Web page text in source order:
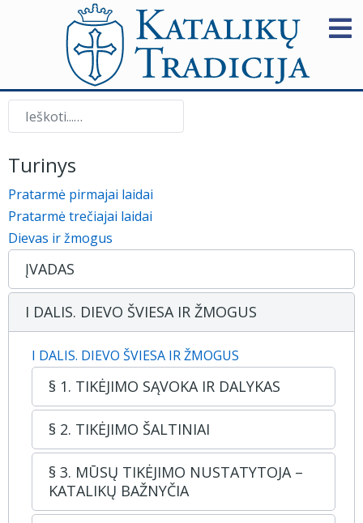
Paieška
Turinys
Pratarmė pirmajai laidai
Pratarmė trečiajai laidai
Dievas ir žmogus
ĮVADAS
I DALIS. DIEVO ŠVIESA IR ŽMOGUS
I DALIS. DIEVO ŠVIESA IR ŽMOGUS
§ 1. TIKĖJIMO SĄVOKA IR DALYKAS
§ 2. TIKĖJIMO ŠALTINIAI
§ 3. MŪSŲ TIKĖJIMO NUSTATYTOJA –
KATALIKŲ BAŽNYČIA